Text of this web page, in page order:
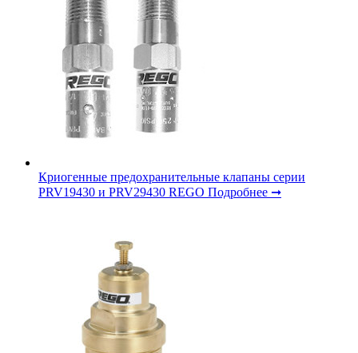
Криогенные предохранительные клапаны серии
PRV19430 и PRV29430 REGO Подробнее ➞